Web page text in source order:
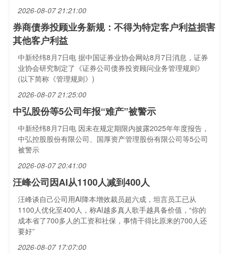
2026-08-07 21:21:00
券商债券投顾业务新规：不得为特定客户利益损害
其他客户利益
中新经纬8月7日电 据中国证券业协会网站8月7日消息，证券
业协会研究制定了《证券公司债券投资顾问业务管理规则》
(以下简称《管理规则》)
2026-08-07 21:25:00
中弘股份等5公司年报“难产”被警示
中新经纬8月7日电 因未在规定期限内披露2025年年度报告，
中弘控股股份有限公司、国厚资产管理股份有限公司等5公司
被警示
2026-08-07 20:41:00
汪峰公司因AI从1100人减到400人
汪峰谈自己公司用AI降本增效裁员超六成，坦言员工已从
1100人优化至400人，称AI越多真人歌手越具备价值，“你的
成本省了700多人的工资和社保，事情干得比原来的700人还
要好”
2026-08-07 17:07:00